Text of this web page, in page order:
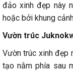
đảo xinh đẹp này
hoặc bởi khung
Vườn trúc
Vườn trúc xinh đẹp
tạo nằm phía sau